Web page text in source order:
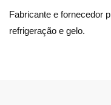
Fabricante e fornecedor
refrigeração e gelo.